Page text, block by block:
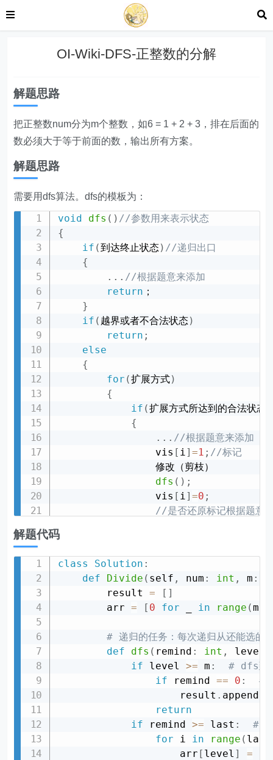
OI-Wiki-DFS-正整数的分解
解题思路
把正整数num分为m个整数，如6 = 1 + 2 + 3，排在后面的
数必须大于等于前面的数，输出所有方案。
解题思路
需要用dfs算法。dfs的模板为：
void dfs ( ) //参数用来表示状态
{
if (到达终止状态) //递归出口
{
. . . //根据题意来添加
return ；
}
if ( 越界或者不合法状态)
return ;
else
{
for (扩展方式)
{
if (扩展方式所达到的合法状态
{
. . . //根据题意来添加
                vis
[ i] =1 ; //标记
                修改（剪枝）
dfs ( ) ;
                vis
[ i] =0 ;
//是否还原标记根据题意
}
}
解题代码
class Solution :
def
Divide ( self , num : int , m :
        result
= [ ]
        arr
= [ 0 for in range (m
# 递归的任务：每次递归从还能选
def
dfs ( remind : int , level
if level >= m :
# dfs到
if remind == 0 :
#
                    result
. append
return
if remind >= last :
#
for i in range ( last
                    arr
[ level ] =